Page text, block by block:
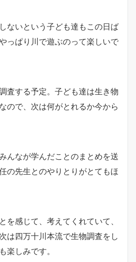
ないという子ども達もこの日ば
っぱり川で遊ぶのって楽しいで
査する予定。子ども達は生き物
ので、次は何がとれるか今から
んなが学んだことのまとめを送
の先生とのやりとりがとてもほ
を感じて、考えてくれていて、
は四万十川本流で生物調査をし
楽しみです。